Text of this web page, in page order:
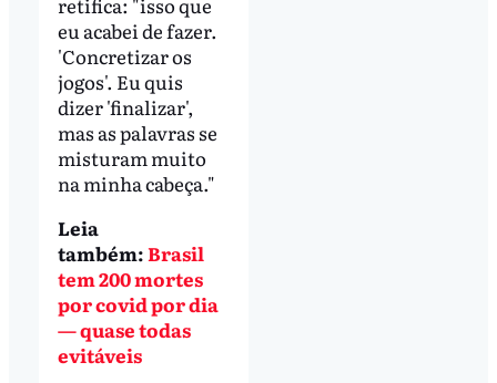
eu acabei de fazer.
'Concretizar os
jogos'. Eu quis
dizer 'finalizar',
mas as palavras se
misturam muito
na minha cabeça."
Leia
também:Brasil
tem 200 mortes
por covid por dia
— quase todas
evitáveis